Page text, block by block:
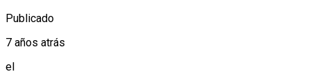
Publicado
7 años atrás
el